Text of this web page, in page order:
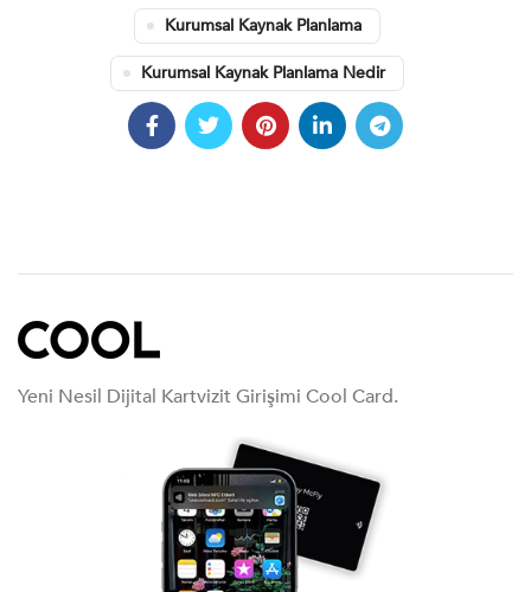
Kurumsal Kaynak Planlama
Kurumsal Kaynak Planlama Nedir
Yeni Nesil Dijital Kartvizit Girişimi Cool Card.